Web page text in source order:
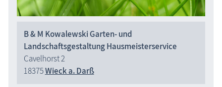
B & M Kowalewski Garten- und
Landschaftsgestaltung Hausmeisterservice
Cavelhorst 2
18375Wieck a. Darß